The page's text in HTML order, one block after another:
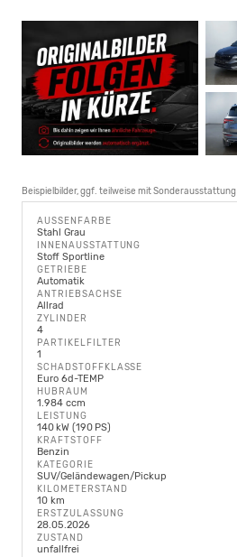
Beispielbilder, ggf. teilweise mit Sonderausstattung
AUSSENFARBE
Stahl Grau
INNENAUSSTATTUNG
Stoff Sportline
GETRIEBE
Automatik
ANTRIEBSACHSE
Allrad
ZYLINDER
4
PARTIKELFILTER
1
SCHADSTOFFKLASSE
Euro 6d-TEMP
HUBRAUM
1.984 ccm
LEISTUNG
140 kW (190 PS)
KRAFTSTOFF
Benzin
KATEGORIE
SUV/Geländewagen/Pickup
KILOMETERSTAND
10 km
ERSTZULASSUNG
28.05.2026
ZUSTAND
unfallfrei